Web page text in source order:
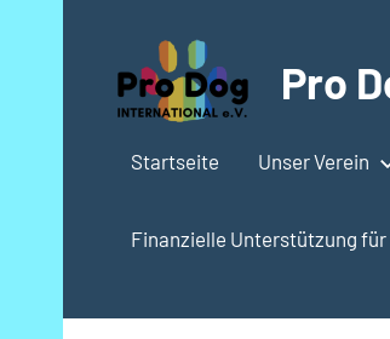
springen
Pro
Startseite Unser Verein
Finanzielle Unterstützung für